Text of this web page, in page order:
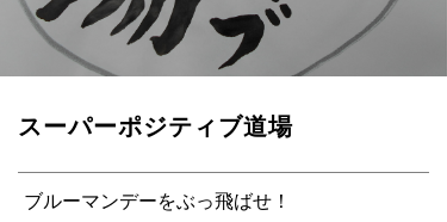
スーパーポジティブ道場
ブルーマンデーをぶっ飛ばせ！